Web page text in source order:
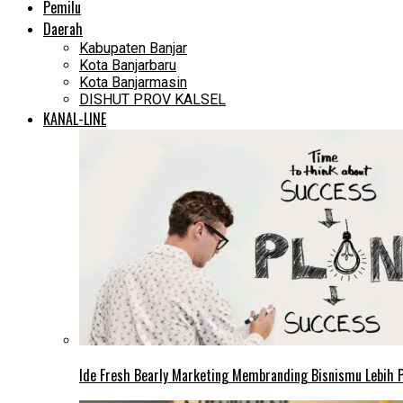
Pemilu
Daerah
Kabupaten Banjar
Kota Banjarbaru
Kota Banjarmasin
DISHUT PROV KALSEL
KANAL-LINE
Ide Fresh Bearly Marketing Membranding Bisnismu Lebih